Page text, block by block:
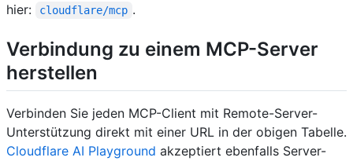
hier:
cloudflare/mcp .
Verbindung zu einem MCP-Server
herstellen
Verbinden Sie jeden MCP-Client mit Remote-Server-
Unterstützung direkt mit einer URL in der obigen Tabelle.
Cloudflare AI Playground akzeptiert ebenfalls Server-